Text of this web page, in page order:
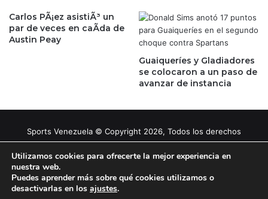
Carlos PÃ¡ez asistiÃ³ un
par de veces en caÃ­da de
Austin Peay
Guaiqueríes y Gladiadores
se colocaron a un paso de
avanzar de instancia
Sports Venezuela © Copyright 2026, Todos los derechos
reservados |
Tema gestionado por Caissa Agency
Facebook
X YouTubeInstagram
Utilizamos cookies para ofrecerte la mejor experiencia en
nuestra web.
Puedes aprender más sobre qué cookies utilizamos o
desactivarlas en los ajustes.